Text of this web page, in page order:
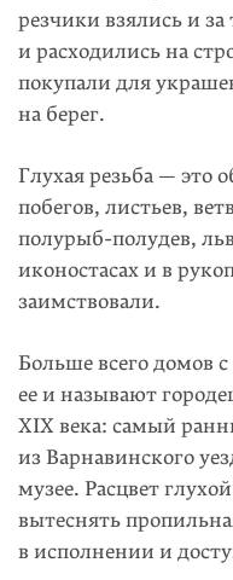
резчики взялись и
и расходились на
покупали для
на берег.
Глухая резьба — это
побегов, листьев,
полурыб-полудев,
иконостасах и в
заимствовали.
Больше всего домов
ее и называют
XIX века: самый
из Варнавинского
музее. Расцвет
вытеснять
в исполнении и